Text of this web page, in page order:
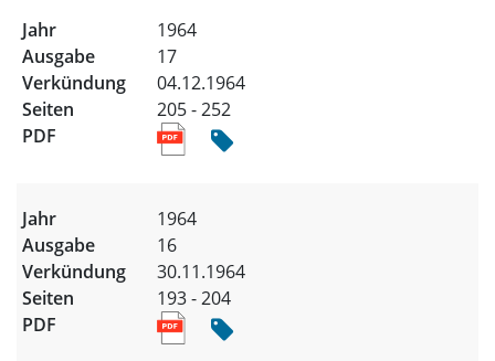
1964
17
04.12.1964
205 - 252
1964
16
30.11.1964
193 - 204